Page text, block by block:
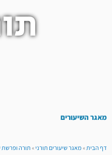
מאגר השיעורים
דף הבית»מאגר שיעורים תורני»תורה